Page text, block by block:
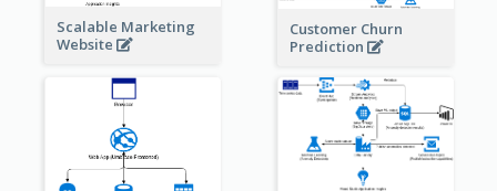
Scalable Marketing
Website
Customer Churn
Prediction